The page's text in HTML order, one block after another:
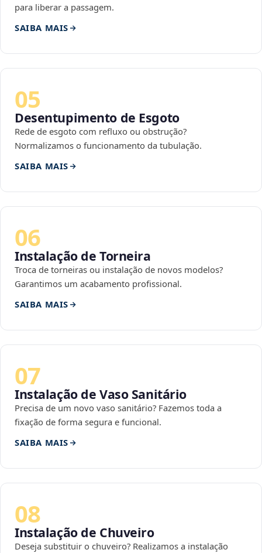
para liberar a passagem.
SAIBA MAIS
05
Desentupimento de Esgoto
Rede de esgoto com refluxo ou obstrução?
Normalizamos o funcionamento da tubulação.
SAIBA MAIS
06
Instalação de Torneira
Troca de torneiras ou instalação de novos modelos?
Garantimos um acabamento profissional.
SAIBA MAIS
07
Instalação de Vaso Sanitário
Precisa de um novo vaso sanitário? Fazemos toda a
fixação de forma segura e funcional.
SAIBA MAIS
08
Instalação de Chuveiro
Deseja substituir o chuveiro? Realizamos a instalação